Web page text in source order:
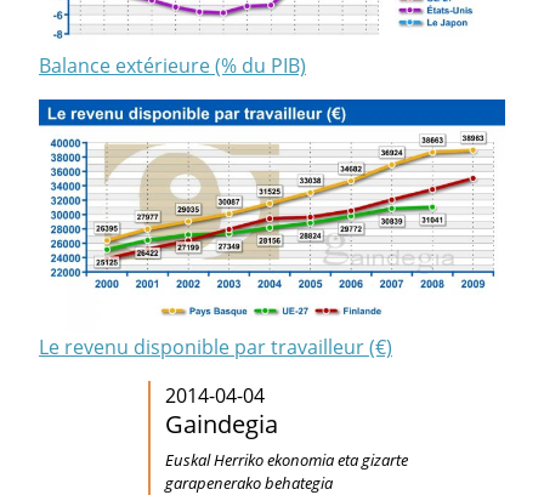
Balance extérieure (% du PIB)
Le revenu disponible par travailleur (€)
2014-04-04
Gaindegia
Euskal Herriko ekonomia eta gizarte
garapenerako behategia